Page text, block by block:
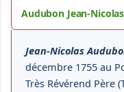
Audubon Jean-Nicolas
Jean-Nicolas
décembre 1755 au
Très Révérend Père